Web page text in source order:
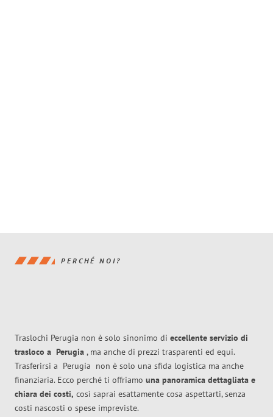
PERCHÉ NOI?
Traslochi Perugia non è solo sinonimo di eccellente servizio di
trasloco a Perugia , ma anche di prezzi trasparenti ed equi.
Trasferirsi a Perugia non è solo una sfida logistica ma anche
finanziaria. Ecco perché ti offriamo una panoramica dettagliata e
chiara dei costi, così saprai esattamente cosa aspettarti, senza
costi nascosti o spese impreviste.